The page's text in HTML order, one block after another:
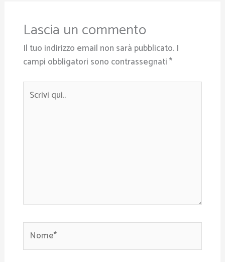
Lascia un commento
Il tuo indirizzo email non sarà pubblicato. I
campi obbligatori sono contrassegnati*
qui..